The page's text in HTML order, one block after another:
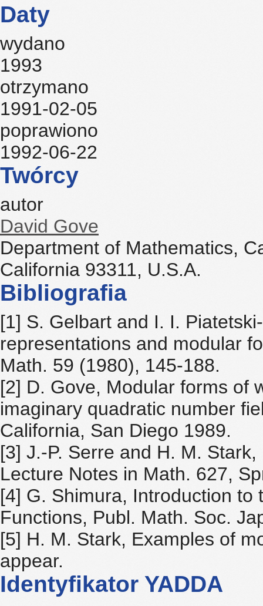
Daty
wydano
1993
otrzymano
1991-02-05
poprawiono
1992-06-22
Twórcy
autor
David Gove
Department of Mathematics,
California 93311, U.S.A.
Bibliografia
[1] S. Gelbart and I. I.
representations and modular
Math. 59 (1980), 145-188.
[2] D. Gove, Modular forms of
imaginary quadratic number
California, San Diego 1989.
[3] J.-P. Serre and H. M.
Lecture Notes in Math. 627,
[4] G. Shimura, Introduction to
Functions, Publ. Math. Soc.
[5] H. M. Stark, Examples of
appear.
Identyfikator YADDA